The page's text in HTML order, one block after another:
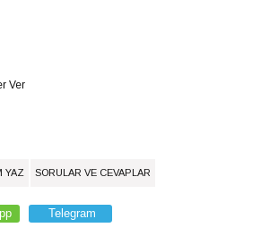
Ver
YAZ SORULAR VE CEVAPLAR
Telegram